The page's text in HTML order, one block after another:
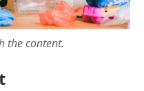
the content.